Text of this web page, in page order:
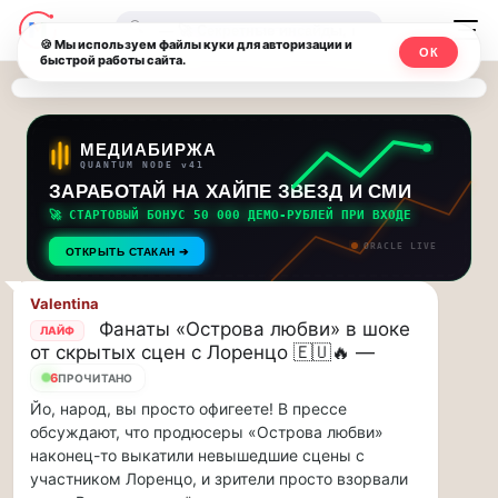
Последние
новости
и
обновления
потока:
Друзья,
приглашаем
на
музыкальную
прогулку
по
Москве
Чайковского!…
Друзья,
приглашаем
на
музыкальную
Москвичи.net
—
Главный
столичный
чат-
мессенджер,
новости
и
инсайды
Москвы
🔍
МЕДИАБИРЖА
QUANTUM NODE v41
ЗАРАБОТАЙ НА ХАЙПЕ ЗВЕЗД И СМИ
🚀 СТАРТОВЫЙ БОНУС 50 000 ДЕМО-РУБЛЕЙ ПРИ ВХОДЕ
ОТКРЫТЬ СТАКАН ➔ ORACLE LIVE
Valentina
ЛАЙФ
Фанаты «Острова любви» в шоке
от скрытых сцен с Лоренцо 🇪🇺🔥 —
6ПРОЧИТАНО
Йо, народ, вы просто офигеете! В прессе
обсуждают, что продюсеры «Острова любви»
наконец-то выкатили невышедшие сцены с
участником Лоренцо, и зрители просто взорвали
🍪 Мы используем файлы куки для авторизации и
быстрой работы сайта.
ОК